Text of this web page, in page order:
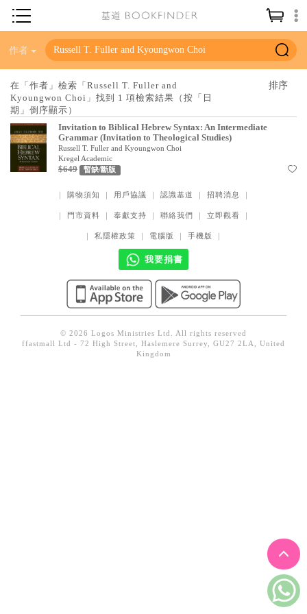
神學／教義
聖經
信仰入門
教會歷史
靈修／禱告
信徒生活
教會事工
哲學／宗教比較
文藝／勵志
作者
在「作者」檢索「Russell T. Fuller and
Kyoungwon Choi」找到 1 項檢索結果（按「日
期」倒序顯示）
Invitation to Biblical Hebrew Syntax: An Intermediate
Grammar (Invitation to Theological Studies)
Russell T. Fuller and Kyoungwon Choi
Kregel Academic
$649 暫缺/斷版
｜ 購物須知 ｜ 用戶協議 ｜ 認識基道 ｜ 招聘消息 ｜
｜ 門市資料 ｜ 奉獻支持 ｜ 聯絡我們 ｜ 立即觀看 ｜
｜ 私隱權政策 ｜ 電腦版 ｜ 手機版 ｜
我要捐書
© 2026 Logos Ministries Ltd. All rights reserved
ffastmall Ltd - 72 High Street, Haslemere Surrey, GU27 2LA, United
Kingdom